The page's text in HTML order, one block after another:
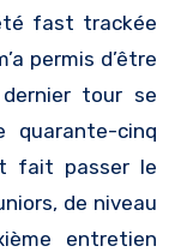
fast trackée
permis d’être
tour se
quarante-cinq
fait passer le
de niveau
entretien